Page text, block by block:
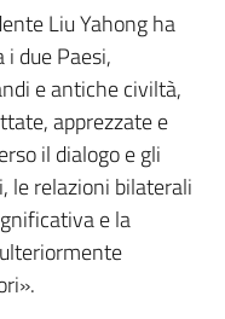
Liu Yahong ha
due Paesi,
e antiche civiltà,
apprezzate e
il dialogo e gli
le relazioni bilaterali
e la